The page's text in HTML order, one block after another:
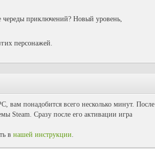
приключений? Новый уровень,
персонажей.
вам понадобится всего несколько минут. После
Steam. Сразу после его активации игра
в нашей инструкции.